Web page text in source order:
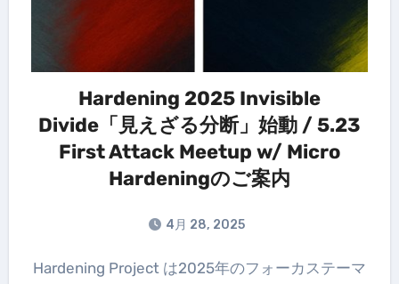
Hardening 2025 Invisible
Divide「見えざる分断」始動 / 5.23
First Attack Meetup w/ Micro
Hardeningのご案内
4月 28, 2025
Hardening Project は2025年のフォーカステーマ